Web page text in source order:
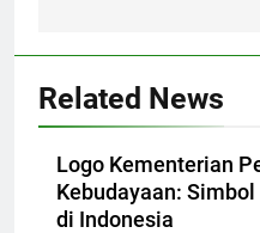
Related News
Logo Kementerian
Kebudayaan:
di Indonesia